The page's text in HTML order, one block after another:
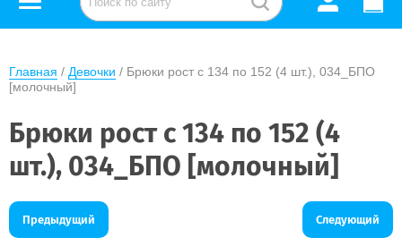
Главная / Девочки / Брюки рост с 134 по 152 (4 шт.), 034_БПО
[молочный]
Брюки рост с 134 по 152 (4
шт.), 034_БПО [молочный]
Предыдущий Следующий